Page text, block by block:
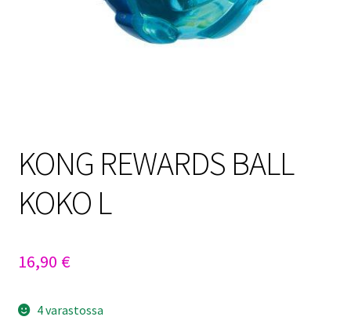
KONG REWARDS BALL
KOKO L
16,90 €
4 varastossa